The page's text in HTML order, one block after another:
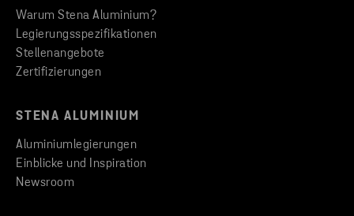
Warum Stena Aluminium?
Legierungsspezifikationen
Stellenangebote
Zertifizierungen
STENA ALUMINIUM
Aluminiumlegierungen
Einblicke und Inspiration
Newsroom